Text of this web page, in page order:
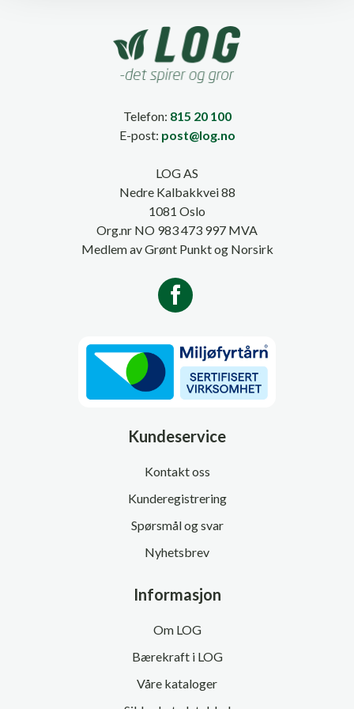
Telefon: 815 20 100
E-post: post@log.no
LOG AS
Nedre Kalbakkvei 88
1081 Oslo
Org.nr NO 983 473 997 MVA
Medlem av Grønt Punkt og Norsirk
Kundeservice
Kontakt oss
Kunderegistrering
Spørsmål og svar
Nyhetsbrev
Informasjon
Om LOG
Bærekraft i LOG
Våre kataloger